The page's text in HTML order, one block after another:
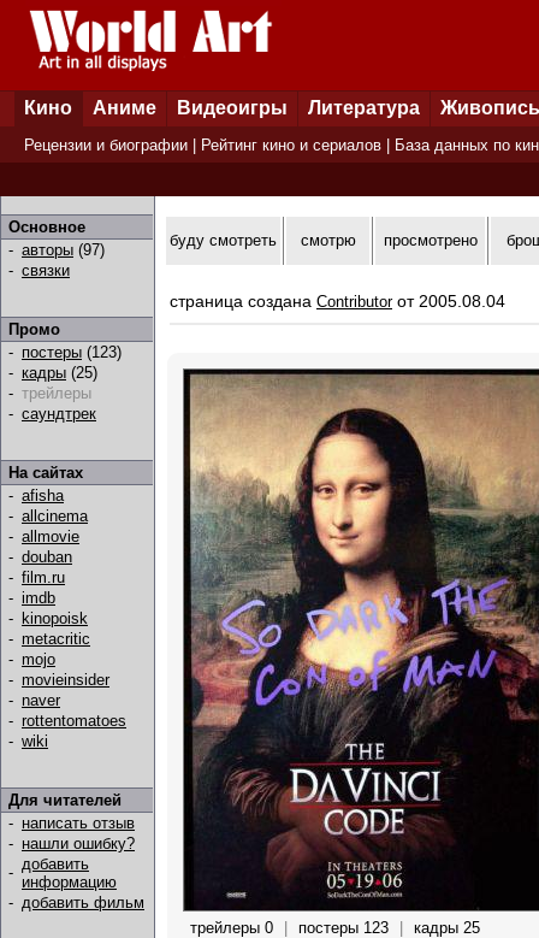
Кино Аниме Видеоигры Литература Живопись
Рецензии и биографии Рейтинг кино и сериалов База данных по
Основное
- авторы (97)
- связки
Промо
- постеры (123)
- кадры (25)
- трейлеры
- саундтрек
На сайтах
- afisha
- allcinema
- allmovie
- douban
- film.ru
- imdb
- kinopoisk
- metacritic
- mojo
- movieinsider
- naver
- rottentomatoes
- wiki
Для читателей
- написать отзыв
- нашли ошибку?
- добавить
информацию
- добавить фильм
буду смотреть смотрю просмотрено
страница создана Contributorот 2005.08.04
трейлеры 0 постеры 123 кадры 25